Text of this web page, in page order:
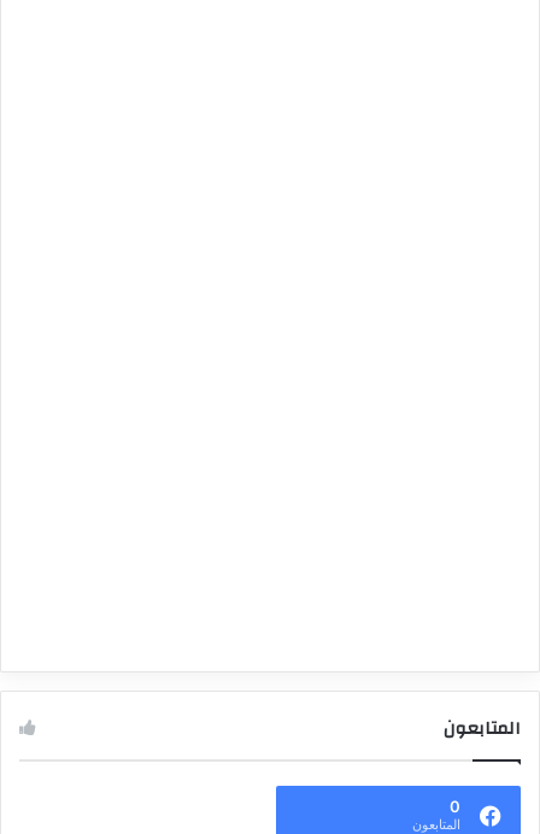
المتابعون
0
المتابعون